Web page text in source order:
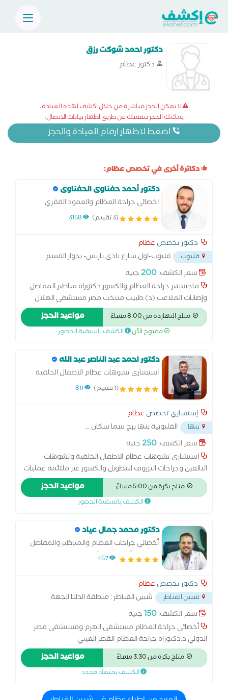
دكتور احمد شوكت رزق
دكتور عظام
لا يمكن الحجز مباشرة من خلال اكشف لهذه العيادة،
يمكنك الحجز بنفسك عن طريق اظهار بيانات الاتصال:
اضغط لاظهار ارقام العيادة والحجز
دكاترة أخرى في تخصص عظام:
دكتور أحمد حفناوى الحفناوى
اخصائي جراحة العظام والعمود الفقري
ومناظير المفاصل
(3 تقييم) 3158
دكتور تخصص عظام
قليوب قليوب-اول شارع نادى باريس- بجوار القسم...
سعر الكشف:200جنيه
ماجيستير جراحة العظام والكسور دكتوراة مناظير المفاصل
وإصابات الملاعب (د) طبيب منتخب مصر مستشفى الهلال
الاحمر-رمسيس متخصصون فى علاج وعمليات كسور العظام
عمليات المفاصل الصناعية للركبة والفخذ مناظير الركبة والكتف
وإصابات الملاعب علاج أمراض وتشوهات عظام الأطفال آلام
الحرارى للمفاصل والعمود الفقرى
متاح النهاردة من 8:00 مساءً مواعيد الحجز
مفتوح الآن الكشف باسبقية الحضور
دكتور احمد عبد الناصر عبد الله
استشارى تشوهات عظام الاطفال الخلقية
وتشوهات البالغين وجراحات اليزروف للتطويل
(1 تقييم) 811
إستشاري تخصص عظام
بنها القليوبية بنها برج سما سكان...
سعر الكشف:250جنيه
استشارى تشوهات عظام الاطفال الخلقية وتشوهات
البالغين وجراحات اليزروف للتطويل والكسور غير ملتئمه عمليات
الاصابات الرياضيه والمناظير علاج الام العمود الفقري وعرق
النسا عمليات الكسور والحوادث علاج خشونة المفاصل حقن
البلازما الاوتار والمفاصل عمليات السمكرة المصاحبة لداء
متاح بكرة من 5:00 مساءً مواعيد الحجز
الكشف باسبقية الحضور
دكتور محمد جمال عياد
أخصائي جراحات العظام والمناظير والمفاصل
وعظام الأطفال والتشوهات
457
دكتور تخصص عظام
شبين القناطر
شبين القناطر : منطقة الدلتا الجهة
امتداد شارع كشري السلطان ومستشفى المهدي بالجهة
المقابلة للمحكمة ...
سعر الكشف:150جنيه
أخصائي جراحة العظام مستشفى الهرم ومستشفى مصر
الدولي د.دكتوراه جراحة العظام القصر العيني
متاح بكرة من 3:30 مساءً مواعيد الحجز
الكشف بميعاد محدد